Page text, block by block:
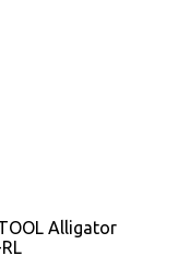
Alligator